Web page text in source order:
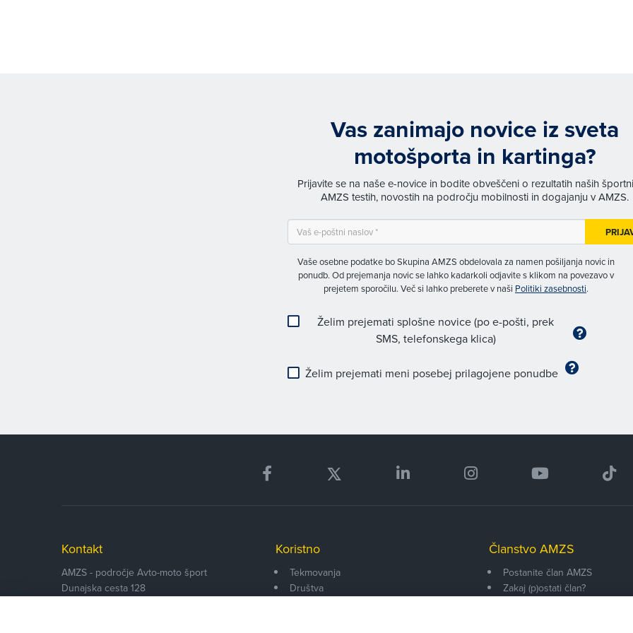
Vas zanimajo novice iz sveta
motošporta in kartinga?
Prijavite se na naše e-novice in bodite obveščeni o rezultatih naših
AMZS testih, novostih na področju mobilnosti in dogajanju v AMZS.
Vaše osebne podatke bo Skupina AMZS obdelovala za namen pošiljanja novic in
ponudb. Od prejemanja novic se lahko kadarkoli odjavite s klikom na povezavo v
prejetem sporočilu. Več si lahko preberete v naši Politiki zasebnosti.
Želim prejemati splošne novice (po e-pošti, prek
SMS, telefonskega klica)
Želim prejemati meni posebej prilagojene ponudbe
Kontakt
AMZS - področje Avto-moto šport
Dunajska cesta 128
Koristno
Tekmovanja
Društva
Članstvo AMZS
Postanite član AMZS
Zakaj (p)ostati član?